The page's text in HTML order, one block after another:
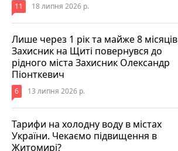
11 18 липня 2026 р.
Лише через 1 рік та майже 8 місяців
Захисник на Щиті повернувся до
рідного міста Захисник Олександр
Піонткевич
6 13 липня 2026 р.
Тарифи на холодну воду в містах
України. Чекаємо підвищення в
Житомирі?